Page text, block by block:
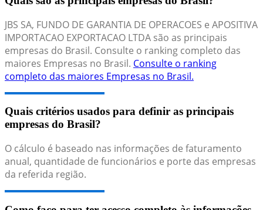
JBS SA, FUNDO DE GARANTIA DE OPERACOES e APOSITIVA
IMPORTACAO EXPORTACAO LTDA são as principais
empresas do Brasil. Consulte o ranking completo das
maiores Empresas no Brasil. Consulte o ranking
completo das maiores Empresas no Brasil.
Quais critérios usados para definir as principais
empresas do Brasil?
O cálculo é baseado nas informações de faturamento
anual, quantidade de funcionários e porte das empresas
da referida região.